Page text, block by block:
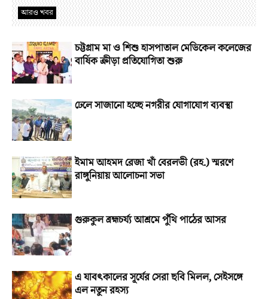
আরও খবর
চট্টগ্রাম মা ও শিশু হাসপাতাল মেডিকেল কলেজের
বার্ষিক ক্রীড়া প্রতিযোগিতা শুরু
ঢেলে সাজানো হচ্ছে নগরীর যোগাযোগ ব্যবস্থা
ইমাম আহমদ রেজা খাঁ বেরলভী (রহ.) স্মরণে
রাঙ্গুনিয়ায় আলোচনা সভা
গুরুকুল ব্রহ্মচর্য্য আশ্রমে পুঁথি পাঠের আসর
এ যাবৎকালের সূর্যের সেরা ছবি মিলল, সেইসঙ্গে
এল নতুন রহস্য